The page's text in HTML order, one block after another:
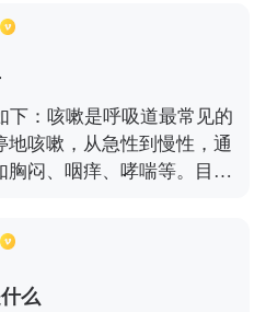
携带，如果它打破了这种与
炎症活动和肝炎发作。因
夜，不喝酒，不服用对肝脏
带者，也要定期去医院进
毒的数量，检查肝功能，检
ct等，以免在疾病发作后影
下：咳嗽是呼吸道最常见的
咳嗽，从急性到慢性，通
闷、咽痒、哮喘等。目前
么